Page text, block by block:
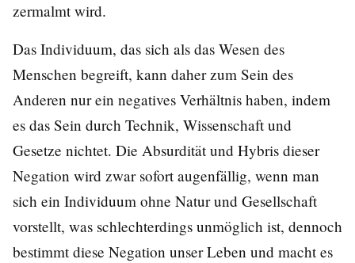
zermalmt wird.
Das Individuum, das sich als das Wesen des
Menschen begreift, kann daher zum Sein des
Anderen nur ein negatives Verhältnis haben, indem
es das Sein durch Technik, Wissenschaft und
Gesetze nichtet. Die Absurdität und Hybris dieser
Negation wird zwar sofort augenfällig, wenn man
sich ein Individuum ohne Natur und Gesellschaft
vorstellt, was schlechterdings unmöglich ist, dennoch
bestimmt diese Negation unser Leben und macht es